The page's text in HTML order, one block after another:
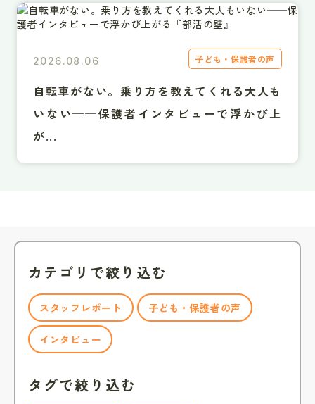
2026.08.06 子ども・保護者の声
自転車がない。乗り方を教えてくれる大人も
いない──保護者インタビューで浮かび上
が...
カテゴリで絞り込む
スタッフレポート 子ども・保護者の声
インタビュー
タグで絞り込む